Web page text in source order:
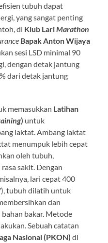
tubuh dapat
yang sangat penting
di Klub Lari Marathon
Bapak Anton Wijaya
sesi LSD minimal 90
dengan detak jantung
dari detak jantung
memasukkan Latihan
) untuk
laktat. Ambang laktat
menumpuk lebih cepat
oleh tubuh,
sakit. Dengan
lari cepat 400
tubuh dilatih untuk
dan
bakar. Metode
Sebuah catatan
Nasional (PKON) di